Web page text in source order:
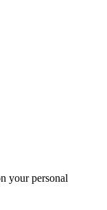
your personal